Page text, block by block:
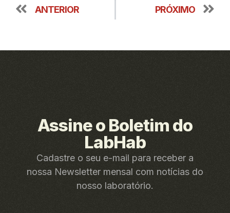
ANTERIOR PRÓXIMO
Assine o Boletim do
LabHab
Cadastre o seu e-mail para receber a
nossa Newsletter mensal com notícias do
nosso laboratório.